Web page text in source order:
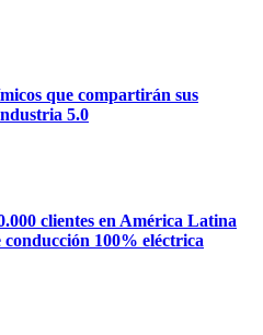
que compartirán sus
5.0
clientes en América Latina
100% eléctrica